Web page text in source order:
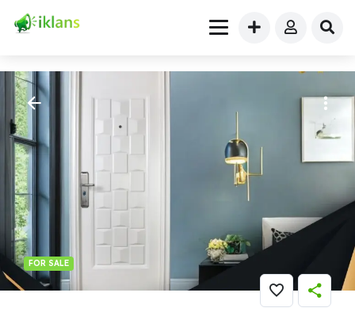
FOR SALE
Furniture» PREMIUM..!! WA 0821 7001 0763 (FORTRESS) Pintu
Baja 90 X 200 Di Yalimo